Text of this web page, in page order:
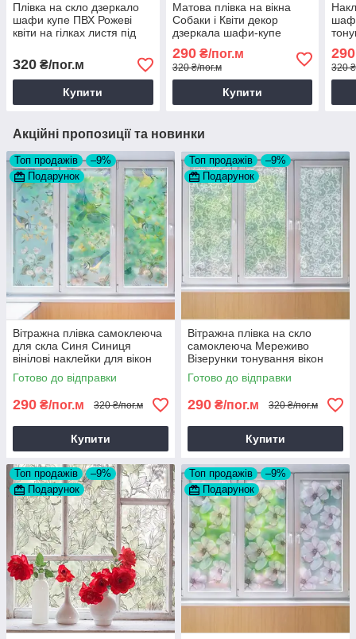
Плівка на скло дзеркало
шафи купе ПВХ Рожеві
квіти на гілках листя під
пог.м
320 ₴/пог.м
Купити
Матова плівка на вікна
Собаки і Квіти декор
дзеркала шафи-купе
дитячі наклейки для вікна
дзеркала 1 пог.м
290₴/пог.м
320 ₴/пог.м
Купити
290
320
Акційні пропозиції та новинки
Топ продажів
–9%
Подарунок
Вітражна плівка самоклеюча
для скла Синя Синиця
вінілові наклейки для вікон
дзеркала 1 пог.м
Готово до відправки
290 ₴/пог.м 320 ₴/пог.м
Купити
Топ продажів
–9%
Подарунок
Вітражна плівка на скло
самоклеюча Мереживо
Візерунки тонування вікон
орнамент наклейка для вікна
1 пог.м
Готово до відправки
290 ₴/пог.м 320 ₴/пог.м
Купити
Топ продажів
–9%
Подарунок
Топ продажів
–9%
Подарунок